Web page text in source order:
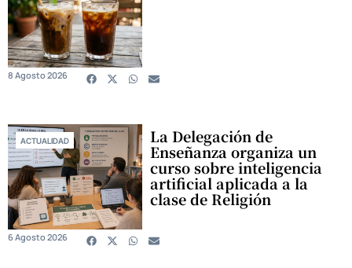
8 Agosto 2026
ACTUALIDAD La Delegación de
Enseñanza organiza un
curso sobre inteligencia
artificial aplicada a la
clase de Religión
6 Agosto 2026